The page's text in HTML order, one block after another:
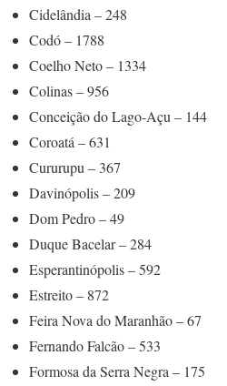
Cidelândia – 248
Codó – 1788
Coelho Neto – 1334
Colinas – 956
Conceição do Lago-Açu – 144
Coroatá – 631
Cururupu – 367
Davinópolis – 209
Dom Pedro – 49
Duque Bacelar – 284
Esperantinópolis – 592
Estreito – 872
Feira Nova do Maranhão – 67
Fernando Falcão – 533
Formosa da Serra Negra – 175